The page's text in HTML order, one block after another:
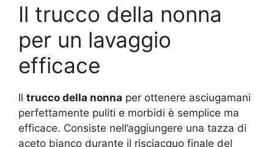
Il trucco della nonna
per un lavaggio
efficace
Il trucco della nonna per ottenere asciugamani
perfettamente puliti e morbidi è semplice ma
efficace. Consiste nell’aggiungere una tazza di
aceto bianco durante il risciacquo finale del